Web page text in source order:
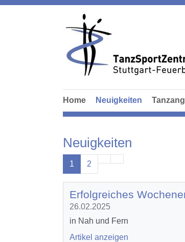
Home Neuigkeiten
Neuigkeiten
1 2
Erfolgreiches
26.02.2025
in Nah und Fern
Artikel anzeigen